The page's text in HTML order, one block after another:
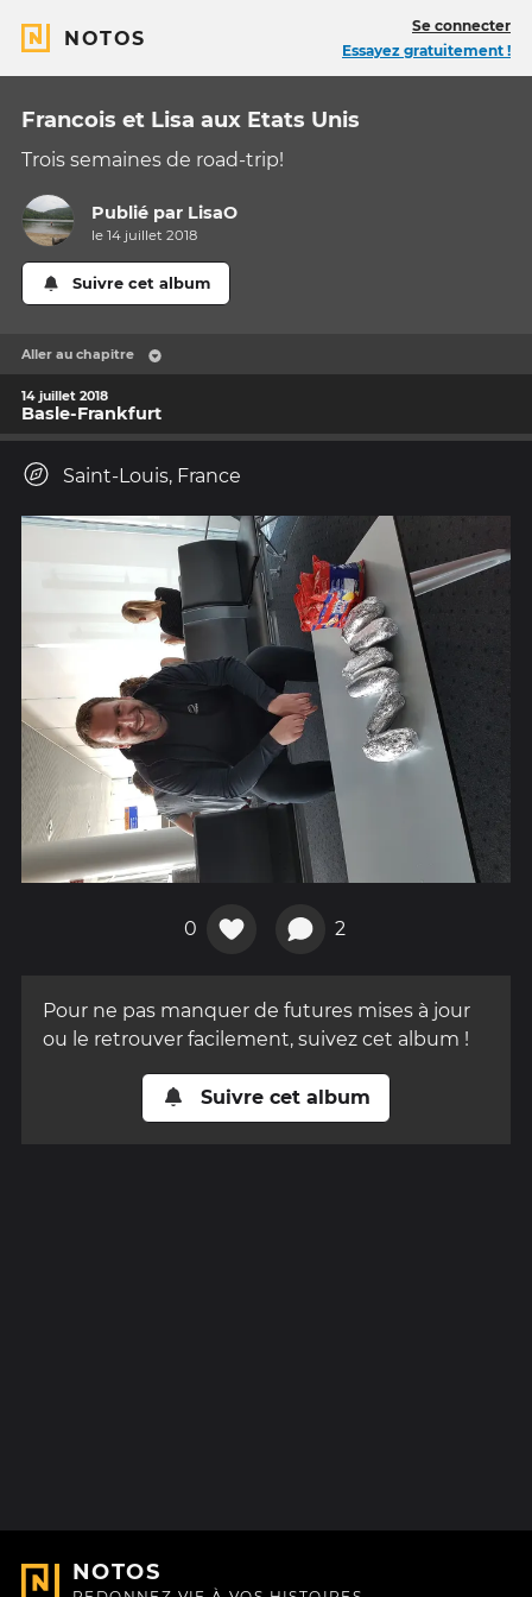
NOTOS
Se connecter
Essayez gratuitement !
Francois et Lisa aux Etats Unis
Trois semaines de road-trip!
Publié par LisaO
le 14 juillet 2018
Suivre cet album
Aller au chapitre
14 juillet 2018
Basle-Frankfurt
Saint-Louis, France
0 2
Pour ne pas manquer de futures mises à jour
ou le retrouver facilement, suivez cet album !
Suivre cet album
NOTOS